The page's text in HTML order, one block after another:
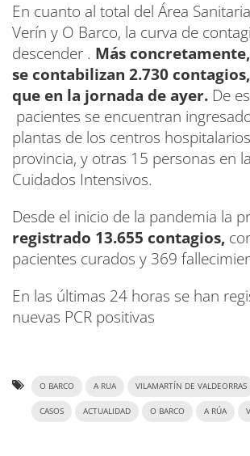
En cuanto al total del Área
Verín y O Barco, la curva de
descender . Más
se contabilizan 2.730
que en la jornada de ayer. De
pacientes se encuentran
plantas de los centros
provincia, y otras 15 personas en
Cuidados Intensivos.
Desde el inicio de la pandemia la
registrado 13.655 contagios,
pacientes curados y 369
En las últimas 24 horas se han
nuevas PCR positivas
O BARCO A RUA VILAMARTÍN DE VALDEORRAS
CASOS ACTUALIDAD O BARCO A RÚA